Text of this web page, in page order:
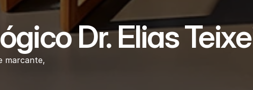
Dr. Elias
marcante,